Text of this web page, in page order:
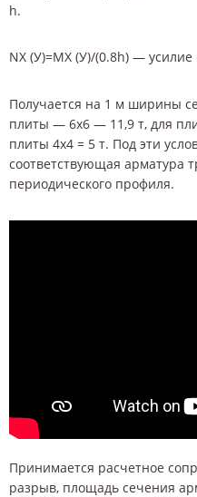
h.
NХ (У)=MХ (У)/(0.8h) — усилие
Получается на 1 м ширины
плиты — 6х6 — 11,9 т, для
плиты 4х4 = 5 т. Под эти
соответствующая арматура
периодического профиля.
Принимается расчетное
разрыв, площадь сечения